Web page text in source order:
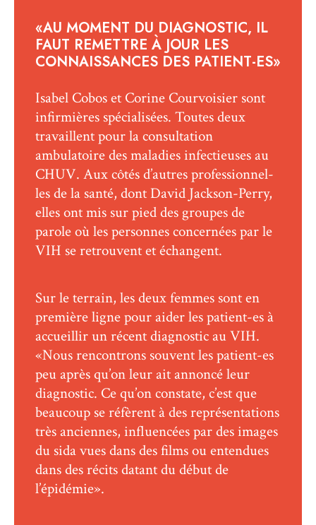
«AU MOMENT DU DIAGNOSTIC, IL
FAUT REMETTRE À JOUR LES
CONNAISSANCES DES PATIENT-ES»
Isabel Cobos et Corine Courvoisier sont
infirmières spécialisées. Toutes deux
travaillent pour la consultation
ambulatoire des maladies infectieuses au
CHUV. Aux côtés d’autres professionnel-
les de la santé, dont David Jackson-Perry,
elles ont mis sur pied des groupes de
parole où les personnes concernées par le
VIH se retrouvent et échangent.
Sur le terrain, les deux femmes sont en
première ligne pour aider les patient-es à
accueillir un récent diagnostic au VIH.
«Nous rencontrons souvent les patient-es
peu après qu’on leur ait annoncé leur
diagnostic. Ce qu’on constate, c’est que
beaucoup se réfèrent à des représentations
très anciennes, influencées par des images
du sida vues dans des films ou entendues
dans des récits datant du début de
l’épidémie».